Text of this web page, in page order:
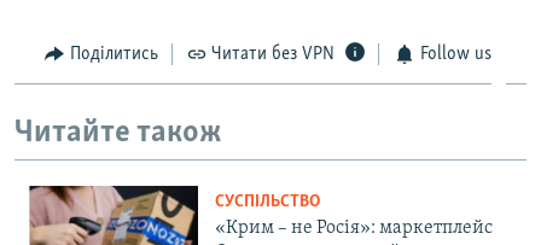
i
d
e
Поділитись Читати без VPN Follow us
Читайте також
СУСПІЛЬСТВО
«Крим – не Росія»: маркетплейс